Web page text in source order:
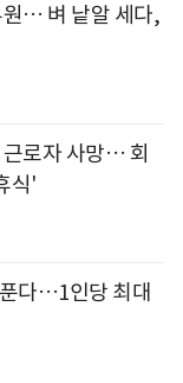
원… 벼 낱알 세다,
로자 사망… 회
식'
다…1인당 최대